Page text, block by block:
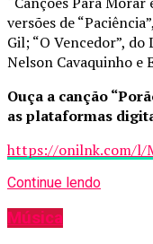
versões de
Gil; “O Vencedor”, do
Nelson Cavaquinho e
Ouça a canção
as plataformas
https://onilnk.com/l/
Continue lendo
Música